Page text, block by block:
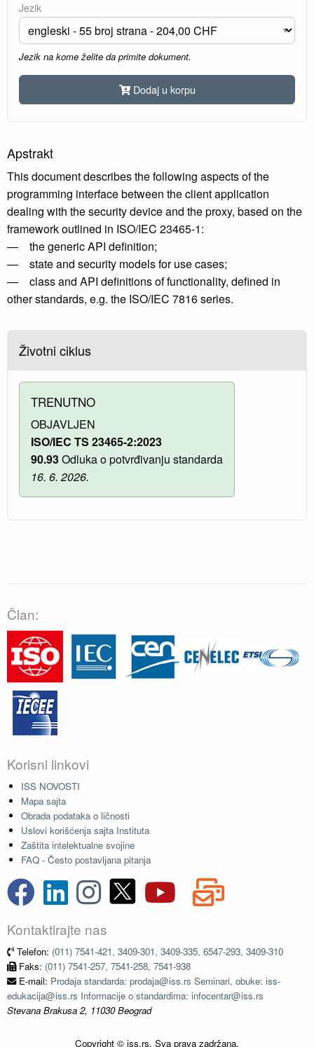
Jezik
Jezik na kome želite da primite dokument.
Dodaj u korpu
Apstrakt
This document describes the following aspects of the
programming interface between the client application
dealing with the security device and the proxy, based on the
framework outlined in ISO/IEC 23465-1:
— the generic API definition;
— state and security models for use cases;
— class and API definitions of functionality, defined in
other standards, e.g. the ISO/IEC 7816 series.
Životni ciklus
TRENUTNO
OBJAVLJEN
ISO/IEC TS 23465-2:2023
90.93Odluka o potvrđivanju standarda
16. 6. 2026.
Član:
Korisni linkovi
ISS NOVOSTI
Mapa sajta
Obrada podataka o ličnosti
Uslovi korišćenja sajta Instituta
Zaštita intelektualne svojine
FAQ - Često postavljana pitanja
Kontaktirajte nas
Telefon: (011) 7541-421, 3409-301, 3409-335, 6547-293, 3409-310
Faks: (011) 7541-257, 7541-258, 7541-938
E-mail: Prodaja standarda: prodaja@iss.rs Seminari, obuke: iss-
edukacija@iss.rs Informacije o standardima: infocentar@iss.rs
Stevana Brakusa 2, 11030 Beograd
Copyright © iss.rs. Sva prava zadržana.